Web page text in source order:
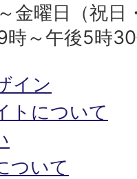
金曜日（祝日
時～午後5時
イン
トについて
ついて